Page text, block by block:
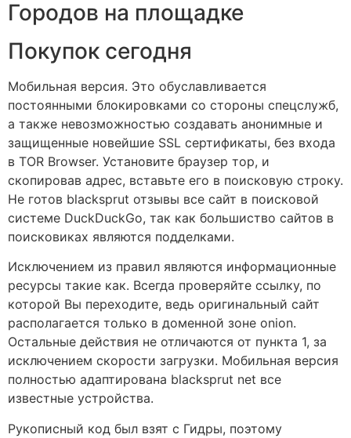
Городов на площадке
Покупок сегодня
Мобильная версия. Это обуславливается
постоянными блокировками со стороны спецслужб,
а также невозможностью создавать анонимные и
защищенные новейшие SSL сертификаты, без входа
в TOR Browser. Установите браузер тор, и
скопировав адрес, вставьте его в поисковую строку.
Не готов blacksprut отзывы все сайт в поисковой
системе DuckDuckGo, так как большиство сайтов в
поисковиках являются подделками.
Исключением из правил являются информационные
ресурсы такие как. Всегда проверяйте ссылку, по
которой Вы переходите, ведь оригинальный сайт
располагается только в доменной зоне onion.
Остальные действия не отличаются от пункта 1, за
исключением скорости загрузки. Мобильная версия
полностью адаптирована blacksprut net все
известные устройства.
Рукописный код был взят с Гидры, поэтому